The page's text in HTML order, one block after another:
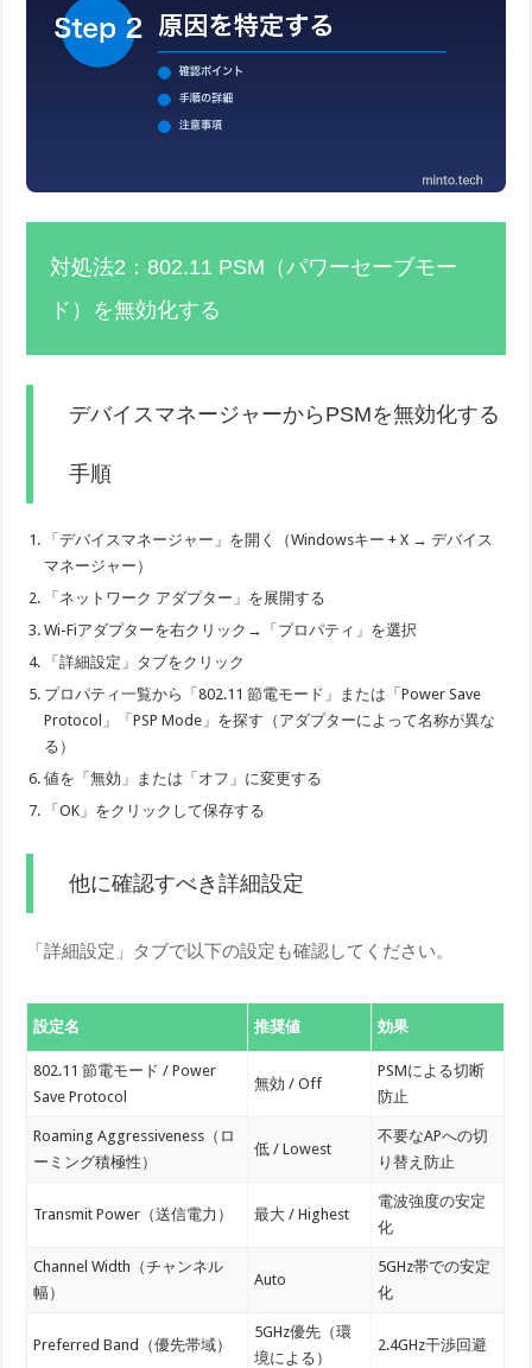
対処法2：802.11 PSM（パワーセーブモー
ド）を無効化する
デバイスマネージャーからPSMを無効化する
手順
「デバイスマネージャー」を開く（Windowsキー + X → デバイス
マネージャー）
「ネットワーク アダプター」を展開する
Wi-Fiアダプターを右クリック→「プロパティ」を選択
「詳細設定」タブをクリック
プロパティ一覧から「802.11 節電モード」または「Power Save
Protocol」「PSP Mode」を探す（アダプターによって名称が異な
る）
値を「無効」または「オフ」に変更する
「OK」をクリックして保存する
他に確認すべき詳細設定
「詳細設定」タブで以下の設定も確認してください。
設定名 推奨値 効果
802.11 節電モード / Power
Save Protocol
無効 / Off
PSMによる切断
防止
Roaming Aggressiveness（ロ
ーミング積極性）
低 / Lowest
不要なAPへの切
り替え防止
Transmit Power（送信電力） 最大 / Highest
電波強度の安定
化
Channel Width（チャンネル
幅）
Auto
5GHz帯での安定
化
Preferred Band（優先帯域）
5GHz優先（環
境による）
2.4GHz干渉回避